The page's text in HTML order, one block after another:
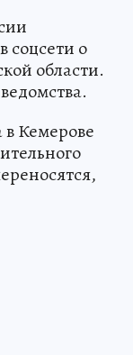
соцсети о
области.
Кемерове